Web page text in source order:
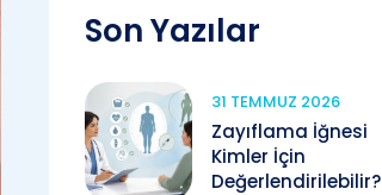
Son Yazılar
31 TEMMUZ 2026
Zayıflama İğnesi
Kimler İçin
Değerlendirilebilir?